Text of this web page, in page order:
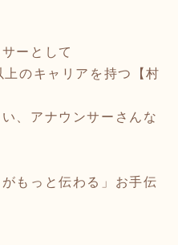
ーとして
のキャリアを持つ【村
、アナウンサーさんな
もっと伝わる」お手伝